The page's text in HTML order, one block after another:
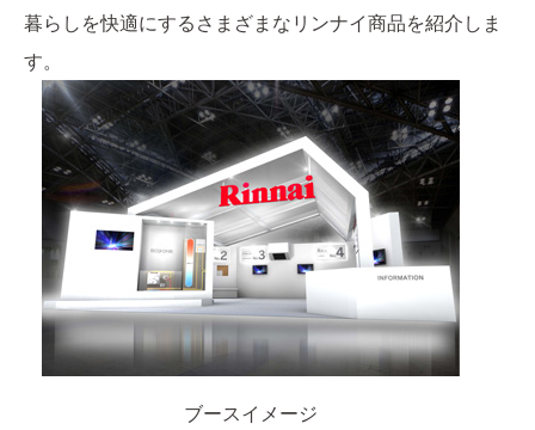
暮らしを快適にするさまざまなリンナイ商品を紹介しま
す。
ブースイメージ